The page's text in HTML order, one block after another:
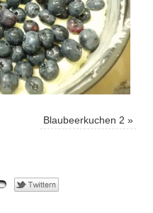
Blaubeerkuchen 2 »